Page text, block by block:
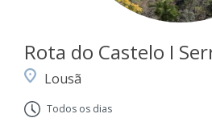
Rota do Castelo I
Lousã
Todos os dias